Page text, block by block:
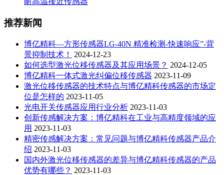
推荐新闻
博亿精科—方形传感器LG-40N 精准检测-快速响应”-背
景抑制技术！
2024-12-23
如何选型激光位移传感器及其应用场景？ 2024-12-05
博亿精科一体式激光纠偏位移传感器 2023-11-09
激光位移传感器的技术特点与博亿精科传感器的市场定
位是怎样的 2023-11-05
光电开关传感器应用行业分析 2023-11-03
创新传感解决方案：博亿精科在工业与高精度领域的应
用 2023-11-03
精密传感解决方案：常见问题与博亿精科传感器产品介
绍 2023-11-03
国内外激光位移传感器的差异与博亿精科传感器的产品
优势有哪些？ 2023-11-03